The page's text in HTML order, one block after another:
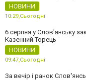
НОВИНИ
10:29,Сьогодні
6 серпня у Слов'янську
Казенний Торець
НОВИНИ
09:47,Сьогодні
За вечір і ранок